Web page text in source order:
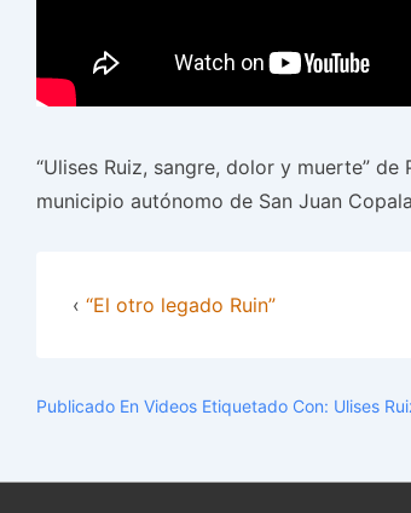
“Ulises Ruiz, sangre, dolor y muerte”
municipio autónomo de San Juan
‹ “El otro legado Ruin”
Publicado En Videos Etiquetado Con: Ulises